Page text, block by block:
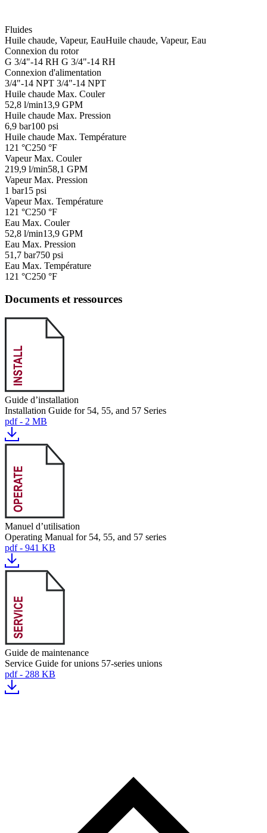
Fluides
Huile chaude, Vapeur, EauHuile chaude, Vapeur, Eau
Connexion du rotor
G 3/4"-14 RH G 3/4"-14 RH
Connexion d'alimentation
3/4"-14 NPT 3/4"-14 NPT
Huile chaude Max. Couler
52,8 l/min13,9 GPM
Huile chaude Max. Pression
6,9 bar100 psi
Huile chaude Max. Température
121 °C250 °F
Vapeur Max. Couler
219,9 l/min58,1 GPM
Vapeur Max. Pression
1 bar15 psi
Vapeur Max. Température
121 °C250 °F
Eau Max. Couler
52,8 l/min13,9 GPM
Eau Max. Pression
51,7 bar750 psi
Eau Max. Température
121 °C250 °F
Documents et ressources
Guide d’installation
Installation Guide for 54, 55, and 57 Series
pdf - 2 MB
Manuel d’utilisation
Operating Manual for 54, 55, and 57 series
pdf - 941 KB
Guide de maintenance
Service Guide for unions 57-series unions
pdf - 288 KB